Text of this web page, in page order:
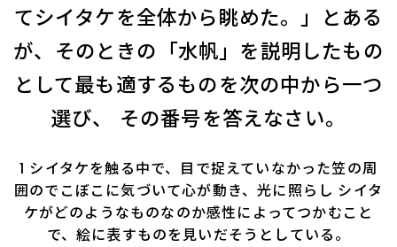
てシイタケを全体から眺めた。」とある
が、そのときの「水帆」を説明したもの
として最も適するものを次の中から一つ
選び、 その番号を答えなさい。
1 シイタケを触る中で、目で捉えていなかった笠の周
囲のでこぼこに気づいて心が動き、光に照らし シイタ
ケがどのようなものなのか感性によってつかむこと
で、絵に表すものを見いだそうとしている。